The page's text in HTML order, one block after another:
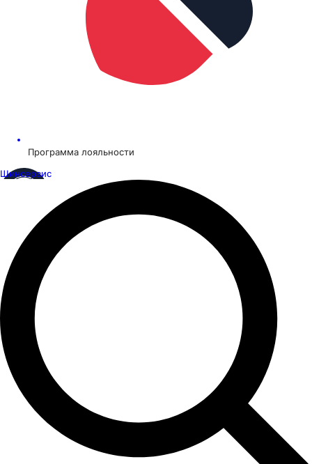
Программа лояльности
Шинсервис